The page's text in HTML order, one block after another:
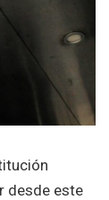
desde este